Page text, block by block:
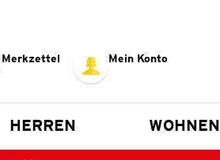
Merkzettel Mein Konto
HERREN WOHNEN